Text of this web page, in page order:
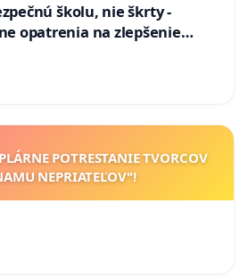
školu, nie škrty -
opatrenia na zlepšenie
POTRESTANIE TVORCOV
NEPRIATEĽOV"!